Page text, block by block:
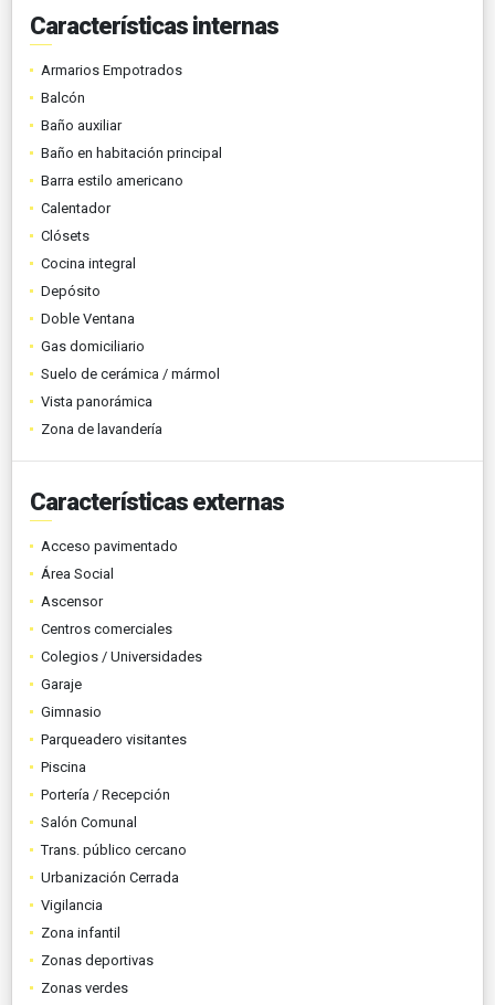
Características internas
Armarios Empotrados
Balcón
Baño auxiliar
Baño en habitación principal
Barra estilo americano
Calentador
Clósets
Cocina integral
Depósito
Doble Ventana
Gas domiciliario
Suelo de cerámica / mármol
Vista panorámica
Zona de lavandería
Características externas
Acceso pavimentado
Área Social
Ascensor
Centros comerciales
Colegios / Universidades
Garaje
Gimnasio
Parqueadero visitantes
Piscina
Portería / Recepción
Salón Comunal
Trans. público cercano
Urbanización Cerrada
Vigilancia
Zona infantil
Zonas deportivas
Zonas verdes